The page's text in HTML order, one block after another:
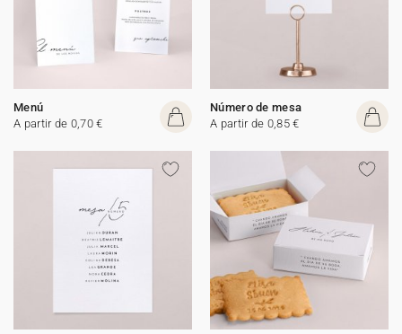
Menú
A partir de 0,70 €
Número de mesa
A partir de 0,85 €